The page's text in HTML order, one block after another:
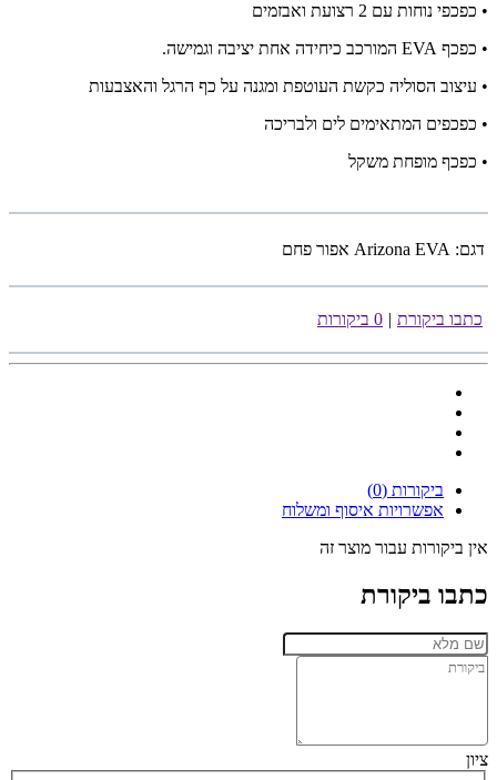
• כפכפי נוחות עם 2 רצועת ואבזמים
• כפכף EVA המורכב כיחידה אחת יציבה וגמישה.
• עיצוב הסוליה כקשת העוטפת ומגנה על כף הרגל והאצבעות
• כפכפים המתאימים לים ולבריכה
• כפכף מופחת משקל
דגם: Arizona EVA אפור פחם
כתבו ביקורת | 0 ביקורות
ביקורות (0)
אפשרויות איסוף ומשלוח
אין ביקורות עבור מוצר זה
כתבו ביקורת
ציון